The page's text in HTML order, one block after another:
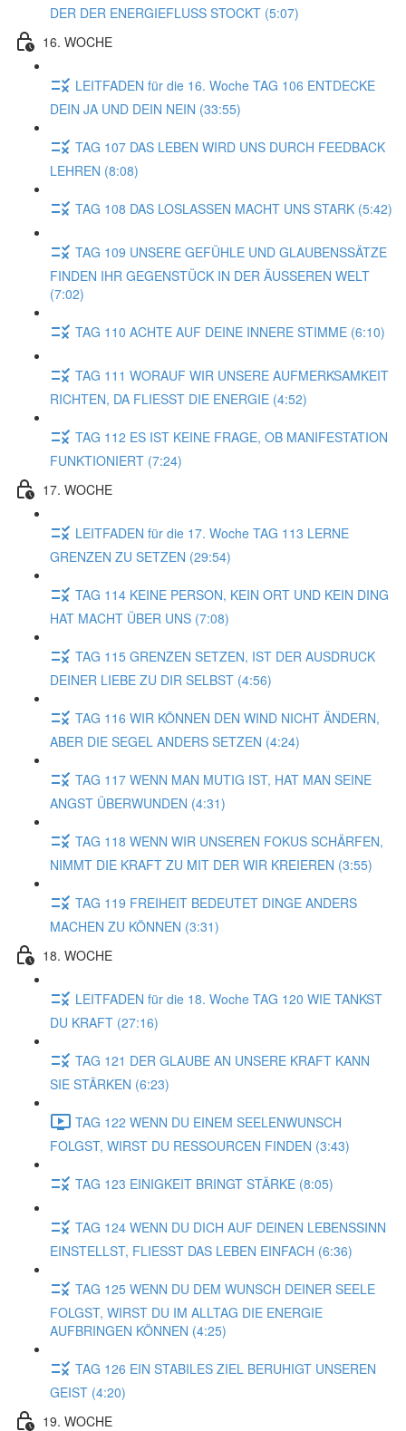
DER DER ENERGIEFLUSS STOCKT (5:07)
16. WOCHE
LEITFADEN für die 16. Woche TAG 106 ENTDECKE
DEIN JA UND DEIN NEIN (33:55)
TAG 107 DAS LEBEN WIRD UNS DURCH FEEDBACK
LEHREN (8:08)
TAG 108 DAS LOSLASSEN MACHT UNS STARK (5:42)
TAG 109 UNSERE GEFÜHLE UND GLAUBENSSÄTZE
FINDEN IHR GEGENSTÜCK IN DER ÄUSSEREN WELT
(7:02)
TAG 110 ACHTE AUF DEINE INNERE STIMME (6:10)
TAG 111 WORAUF WIR UNSERE AUFMERKSAMKEIT
RICHTEN, DA FLIESST DIE ENERGIE (4:52)
TAG 112 ES IST KEINE FRAGE, OB MANIFESTATION
FUNKTIONIERT (7:24)
17. WOCHE
LEITFADEN für die 17. Woche TAG 113 LERNE
GRENZEN ZU SETZEN (29:54)
TAG 114 KEINE PERSON, KEIN ORT UND KEIN DING
HAT MACHT ÜBER UNS (7:08)
TAG 115 GRENZEN SETZEN, IST DER AUSDRUCK
DEINER LIEBE ZU DIR SELBST (4:56)
TAG 116 WIR KÖNNEN DEN WIND NICHT ÄNDERN,
ABER DIE SEGEL ANDERS SETZEN (4:24)
TAG 117 WENN MAN MUTIG IST, HAT MAN SEINE
ANGST ÜBERWUNDEN (4:31)
TAG 118 WENN WIR UNSEREN FOKUS SCHÄRFEN,
NIMMT DIE KRAFT ZU MIT DER WIR KREIEREN (3:55)
TAG 119 FREIHEIT BEDEUTET DINGE ANDERS
MACHEN ZU KÖNNEN (3:31)
18. WOCHE
LEITFADEN für die 18. Woche TAG 120 WIE TANKST
DU KRAFT (27:16)
TAG 121 DER GLAUBE AN UNSERE KRAFT KANN
SIE STÄRKEN (6:23)
TAG 122 WENN DU EINEM SEELENWUNSCH
FOLGST, WIRST DU RESSOURCEN FINDEN (3:43)
TAG 123 EINIGKEIT BRINGT STÄRKE (8:05)
TAG 124 WENN DU DICH AUF DEINEN LEBENSSINN
EINSTELLST, FLIESST DAS LEBEN EINFACH (6:36)
TAG 125 WENN DU DEM WUNSCH DEINER SEELE
FOLGST, WIRST DU IM ALLTAG DIE ENERGIE
AUFBRINGEN KÖNNEN (4:25)
TAG 126 EIN STABILES ZIEL BERUHIGT UNSEREN
GEIST (4:20)
19. WOCHE